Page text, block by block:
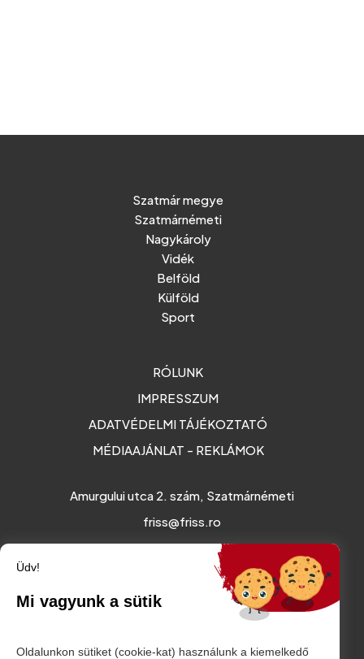
Szatmár megye
Szatmárnémeti
Nagykároly
Vidék
Belföld
Külföld
Sport
RÓLUNK
IMPRESSZUM
ADATVÉDELMI TÁJÉKOZTATÓ
MÉDIAAJÁNLAT - REKLÁMOK
Amurgului utca 2. szám, Szatmárnémeti
friss@friss.ro
Üdv!
Mi vagyunk a sütik
Oldalunkon sütiket (cookie-kat) használunk a kiemelkedő